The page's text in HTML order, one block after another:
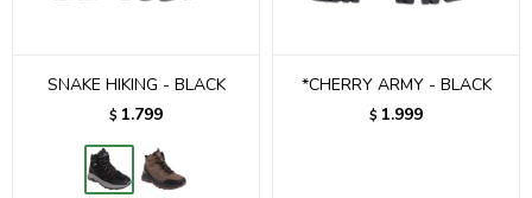
SNAKE HIKING - BLACK
$ 1.799
*CHERRY ARMY - BLACK
$ 1.999